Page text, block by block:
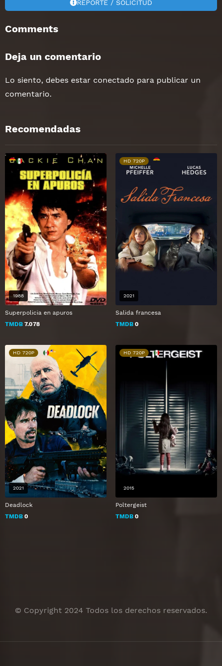
REPORTE / SOLICITUD
Comments
Deja un comentario
Lo siento, debes estar conectado para publicar un
comentario.
Recomendadas
Superpolicia en apuros
TMDB 7.078
1988
Salida francesa
TMDB 0
HD 720P
2021
Deadlock
TMDB 0
HD 720P
2021
Poltergeist
TMDB 0
HD 720P
2015
© Copyright 2024 Todos los derechos reservados.